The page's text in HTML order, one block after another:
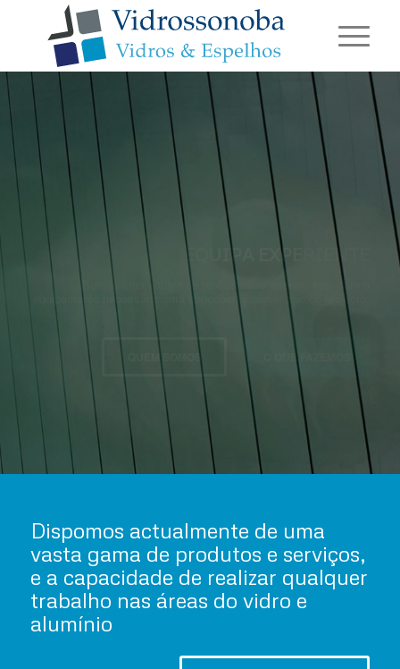
ESPECIALISTAS EM VIDRO
Desde 2013
SAIBA MAIS CONTACTE-NOS
Dispomos actualmente de uma
vasta gama de produtos e serviços,
e a capacidade de realizar qualquer
trabalho nas áreas do vidro e
alumínio